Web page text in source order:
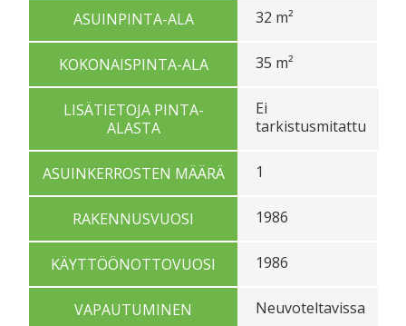
ASUINPINTA-ALA 32 m²
KOKONAISPINTA-ALA 35 m²
LISÄTIETOJA PINTA-
ALASTA
Ei
tarkistusmitattu
ASUINKERROSTEN MÄÄRÄ 1
RAKENNUSVUOSI 1986
KÄYTTÖÖNOTTOVUOSI 1986
VAPAUTUMINEN Neuvoteltavissa